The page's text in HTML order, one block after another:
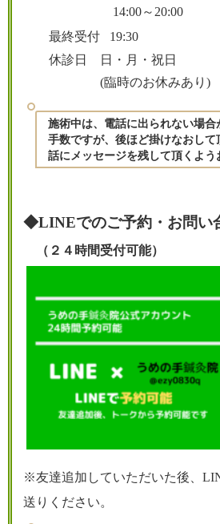
14:00～20:00
最終受付 19:30
休診日 日・月・祝日
(臨時のお休みあり)
施術中は、電話に出られない場
手数ですが、後ほど掛けなおし
話にメッセージを残して頂くよ
◆LINEでのご予約・お問
（２４時間受付可能）
※友達追加していただいた後、
送りください。